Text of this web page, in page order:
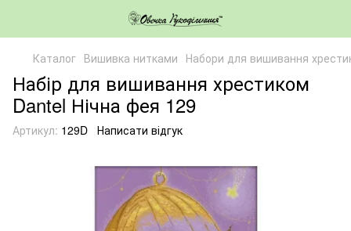
Каталог Вишивка нитками Набори для вишивання
Набір для вишивання хрестиком
Dantel Нічна фея 129
Артикул: 129D Написати відгук